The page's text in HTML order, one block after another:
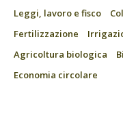
Leggi, lavoro e fisco
Fertilizzazione
Agricoltura biologica
Economia circolare